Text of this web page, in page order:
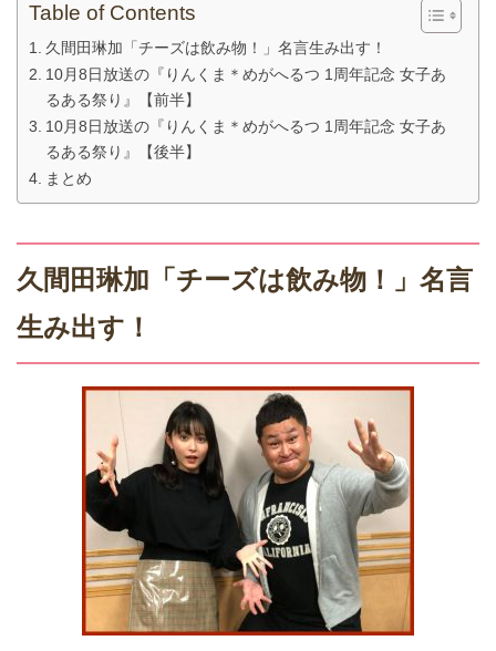
Table of Contents
久間田琳加「チーズは飲み物！」名言生み出す！
10月8日放送の『りんくま＊めがへるつ 1周年記念 女子あ
るある祭り』【前半】
10月8日放送の『りんくま＊めがへるつ 1周年記念 女子あ
るある祭り』【後半】
まとめ
久間田琳加「チーズは飲み物！」名言
生み出す！